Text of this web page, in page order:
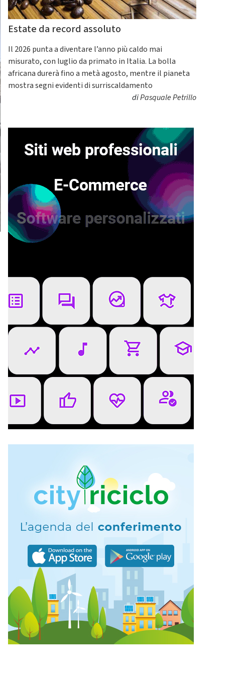
Estate da record assoluto
Il 2026 punta a diventare l’anno più caldo mai
misurato, con luglio da primato in Italia. La bolla
africana durerà fino a metà agosto, mentre il pianeta
mostra segni evidenti di surriscaldamento
diPasquale Petrillo